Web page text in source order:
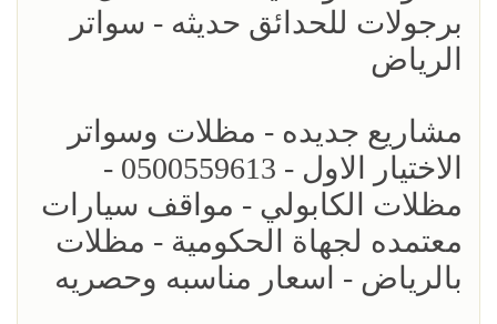
برجولات للحدائق حديثه - سواتر
الرياض
مشاريع جديده - مظلات وسواتر
الاختيار الاول - 0500559613 -
مظلات الكابولي - مواقف سيارات
معتمده لجهاة الحكومية - مظلات
بالرياض - اسعار مناسبه وحصريه